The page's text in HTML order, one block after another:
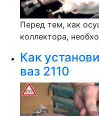
Перед тем, как
коллектора,
Как
ваз 2110